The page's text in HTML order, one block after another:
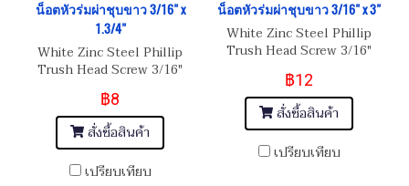
น็อตหัวร่มผ่าชุบขาว 3/16" x
1.3/4"
White Zinc Steel Phillip
Trush Head Screw 3/16"
(BSW) 24
฿8
สั่งซื้อสินค้า
เปรียบเทียบ
น็อตหัวร่มผ่าชุบขาว 3/16" x 3"
White Zinc Steel Phillip
Trush Head Screw 3/16"
(BSW) 24
฿12
สั่งซื้อสินค้า
เปรียบเทียบ